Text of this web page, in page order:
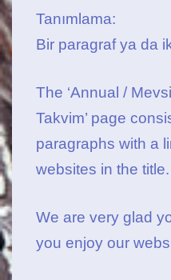
Tanımlama:
Bir paragraf ya da
The ‘Annual /
Takvim’ page
paragraphs with a
websites in the
We are very glad
you enjoy our